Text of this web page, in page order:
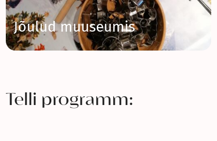
Jõulud muuseumis
Telli programm: